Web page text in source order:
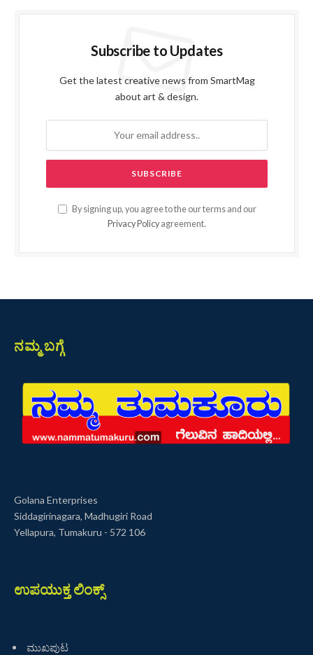
Subscribe to Updates
Get the latest creative news from SmartMag
about art & design.
By signing up, you agree to the our terms and our
Privacy Policy agreement.
ನಮ್ಮ ಬಗ್ಗೆ
Golana Enterprises
Siddagirinagara, Madhugiri Road
Yellapura, Tumakuru - 572 106
ಉಪಯುಕ್ತ ಲಿಂಕ್ಸ್
ಮುಖಪುಟ